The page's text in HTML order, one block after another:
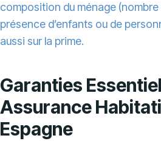
composition du ménage
présence d’enfants ou de
aussi sur la prime.
Garanties
Assurance
Espagne